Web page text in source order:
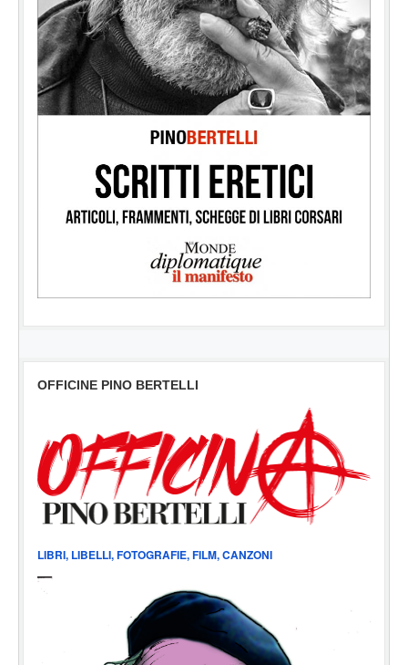
OFFICINE PINO BERTELLI
LIBRI, LIBELLI, FOTOGRAFIE, FILM, CANZONI